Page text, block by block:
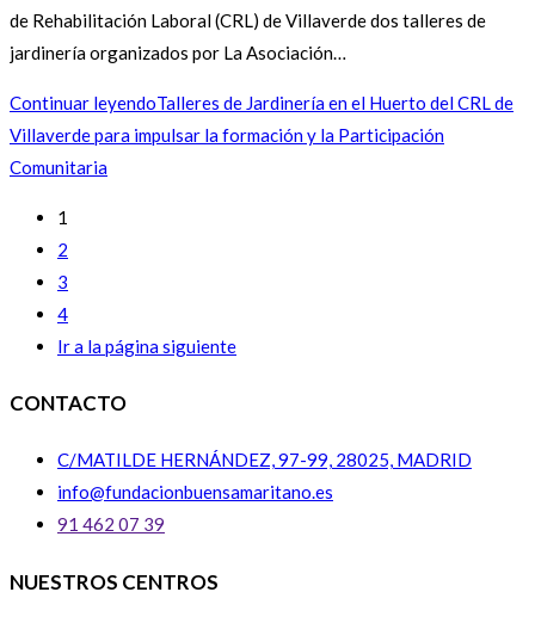
de Rehabilitación Laboral (CRL) de Villaverde dos talleres de
jardinería organizados por La Asociación…
Continuar leyendoTalleres de Jardinería en el Huerto del CRL de
Villaverde para impulsar la formación y la Participación
Comunitaria
1
2
3
4
Ir a la página siguiente
CONTACTO
C/MATILDE HERNÁNDEZ, 97-99, 28025, MADRID
info@fundacionbuensamaritano.es
91 462 07 39
NUESTROS CENTROS